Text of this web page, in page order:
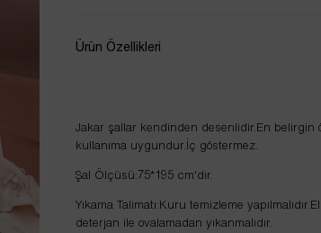
Ürün Özellikleri
Jakar şallar kendinden desenlidir.En belirgin
kullanıma uygundur.İç göstermez.
Şal Ölçüsü:75*195 cm'dir.
Yıkama Talimatı:Kuru temizleme
deterjan ile ovalamadan yıkanmalıdır.